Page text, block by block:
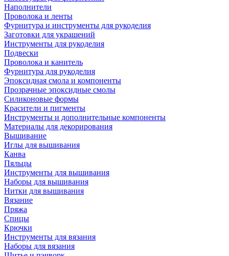
Наполнители
Проволока и ленты
Фурнитура и инструменты для рукоделия
Заготовки для украшений
Инструменты для рукоделия
Подвески
Проволока и канитель
Фурнитура для рукоделия
Эпоксидная смола и компоненты
Прозрачные эпоксидные смолы
Силиконовые формы
Красители и пигменты
Инструменты и дополнительные компоненты
Материалы для декорирования
Вышивание
Иглы для вышивания
Канва
Пяльцы
Инструменты для вышивания
Наборы для вышивания
Нитки для вышивания
Вязание
Пряжа
Спицы
Крючки
Инструменты для вязания
Наборы для вязания